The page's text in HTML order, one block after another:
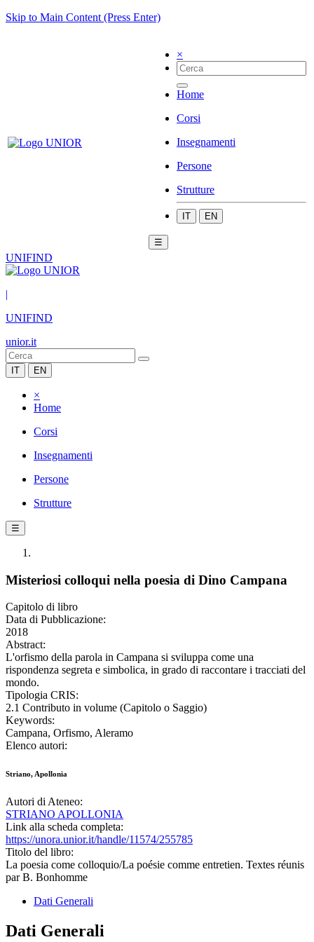
Skip to Main Content (Press Enter)
×
Home
Corsi
Insegnamenti
Persone
Strutture
IT EN
☰
UNIFIND
|
UNIFIND
unior.it
IT EN
×
Home
Corsi
Insegnamenti
Persone
Strutture
☰
Misteriosi colloqui nella poesia di Dino Campana
Capitolo di libro
Data di Pubblicazione:
2018
Abstract:
L'orfismo della parola in Campana si sviluppa come una
rispondenza segreta e simbolica, in grado di raccontare i tracciati del
mondo.
Tipologia CRIS:
2.1 Contributo in volume (Capitolo o Saggio)
Keywords:
Campana, Orfismo, Aleramo
Elenco autori:
Striano, Apollonia
Autori di Ateneo:
STRIANO APOLLONIA
Link alla scheda completa:
https://unora.unior.it/handle/11574/255785
Titolo del libro:
La poesia come colloquio/La poésie comme entretien. Textes réunis
par B. Bonhomme
Dati Generali
Dati Generali